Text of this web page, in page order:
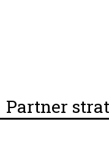
Partner